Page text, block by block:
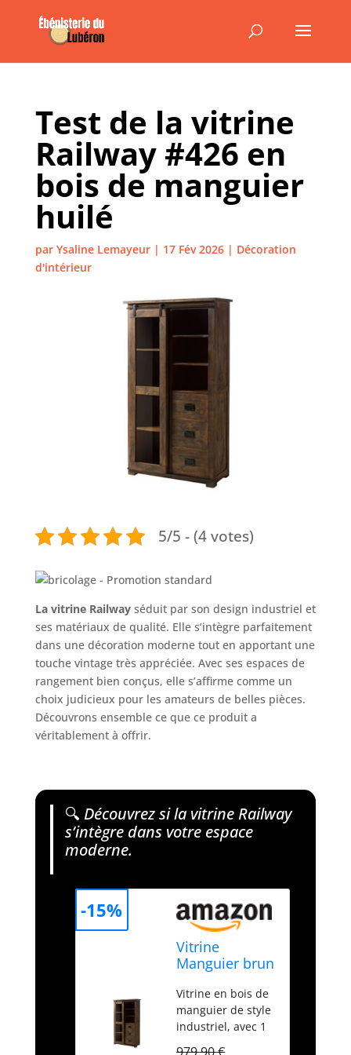
Test de la vitrine
Railway #426 en
bois de manguier
huilé
par Ysaline Lemayeur| 17 Fév 2026| Décoration
d'intérieur
5/5 - (4 votes)
La vitrine Railwayséduit par son design industriel et
ses matériaux de qualité. Elle s’intègre parfaitement
dans une décoration moderne tout en apportant une
touche vintage très appréciée. Avec ses espaces de
rangement bien conçus, elle s’affirme comme un
choix judicieux pour les amateurs de belles pièces.
Découvrons ensemble ce que ce produit a
véritablement à offrir.
🔍 Découvrez si la vitrine Railway
s’intègre dans votre espace
moderne.
Vitrine
Manguier brun
100x45x175
(BxTxH)
RAILWAY #426
Vitrine en bois de
manguier de style
industriel, avec 1
-15%